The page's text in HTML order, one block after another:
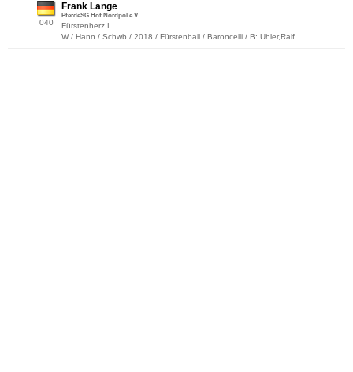
040
Frank Lange
PferdeSG Hof Nordpol e.V.
Fürstenherz L
W / Hann / Schwb / 2018 / Fürstenball / Baroncelli / B: Uhler,Ralf